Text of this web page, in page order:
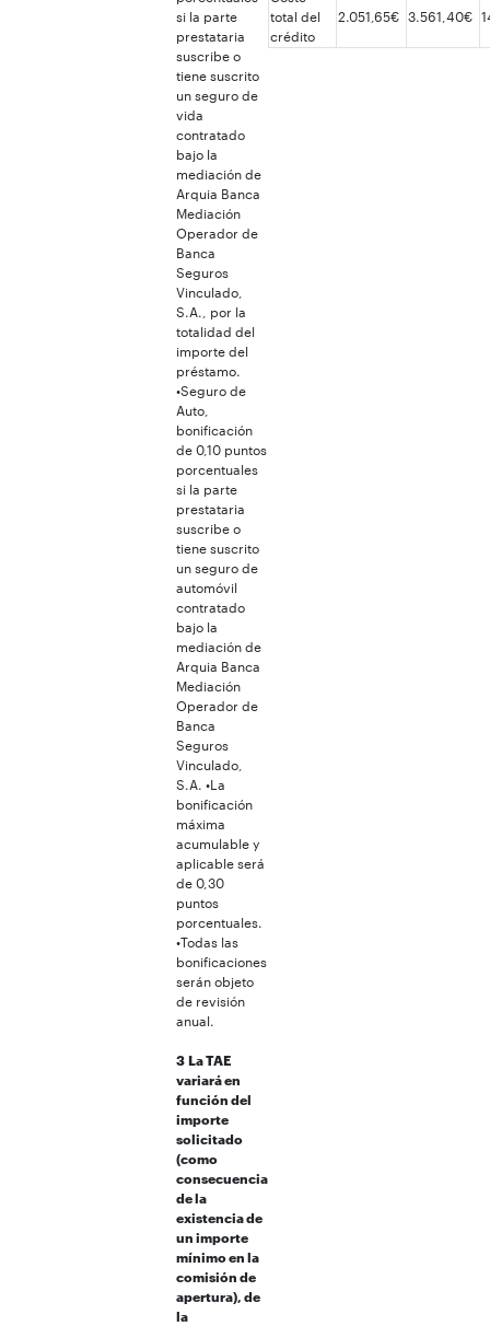
si la parte
prestataria
suscribe o
tiene suscrito
un seguro de
vida
contratado
bajo la
mediación de
Arquia Banca
Mediación
Operador de
Banca
Seguros
Vinculado,
S.A., por la
totalidad del
importe del
préstamo.
•Seguro de
Auto,
bonificación
de 0,10 puntos
porcentuales
si la parte
prestataria
suscribe o
tiene suscrito
un seguro de
automóvil
contratado
bajo la
mediación de
Arquia Banca
Mediación
Operador de
Banca
Seguros
Vinculado,
S.A. •La
bonificación
máxima
acumulable y
aplicable será
de 0,30
puntos
porcentuales.
•Todas las
bonificaciones
serán objeto
de revisión
anual.
3 La TAE
variará en
función del
importe
solicitado
(como
consecuencia
de la
existencia de
un importe
mínimo en la
comisión de
apertura), de
la
total del
crédito
2.051,65€ 3.561,40€